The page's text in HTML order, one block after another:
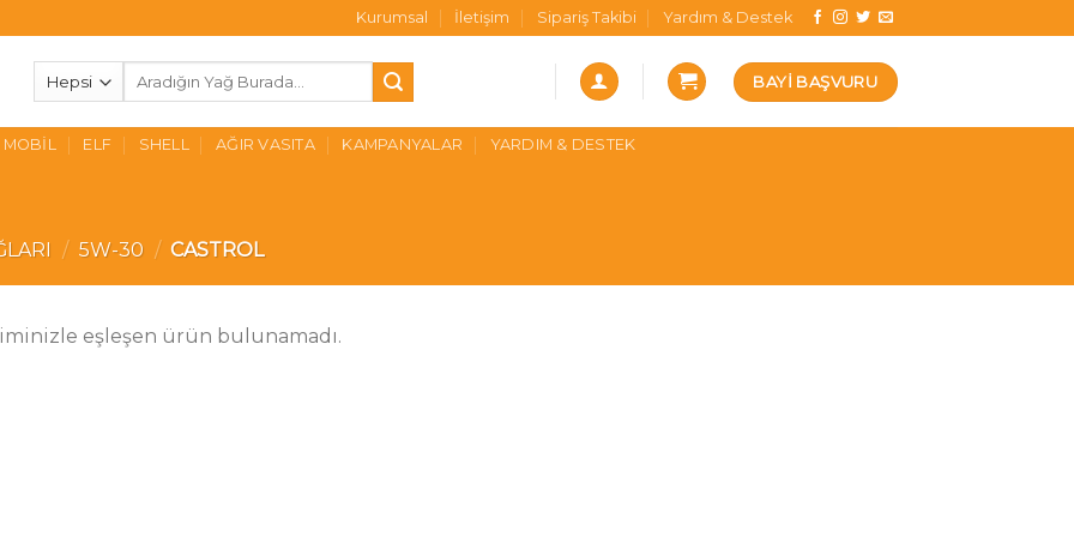
Kurumsal İletişim Sipariş Takibi Yardım & Destek
BAYI BAŞVURU
MOBIL ELF SHELL AĞIR VASITA KAMPANYALAR YARDIM & DESTEK
/ 5W-30 / CASTROL
eşleşen ürün bulunamadı.